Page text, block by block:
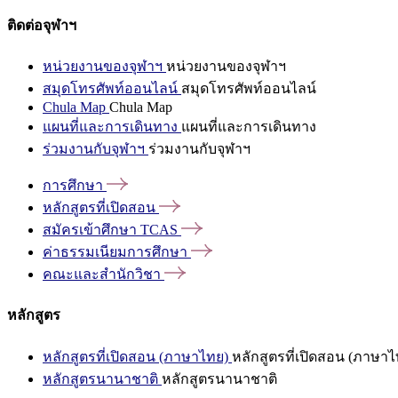
ติดต่อจุฬาฯ
หน่วยงานของจุฬาฯ หน่วยงานของจุฬาฯ
สมุดโทรศัพท์ออนไลน์ สมุดโทรศัพท์ออนไลน์
Chula Map Chula Map
แผนที่และการเดินทาง แผนที่และการเดินทาง
ร่วมงานกับจุฬาฯ ร่วมงานกับจุฬาฯ
การศึกษา
หลักสูตรที่เปิดสอน
สมัครเข้าศึกษา TCAS
ค่าธรรมเนียมการศึกษา
คณะและสำนักวิชา
หลักสูตร
หลักสูตรที่เปิดสอน (ภาษาไทย) หลักสูตรที่เปิดสอน (ภาษาไ
หลักสูตรนานาชาติ หลักสูตรนานาชาติ